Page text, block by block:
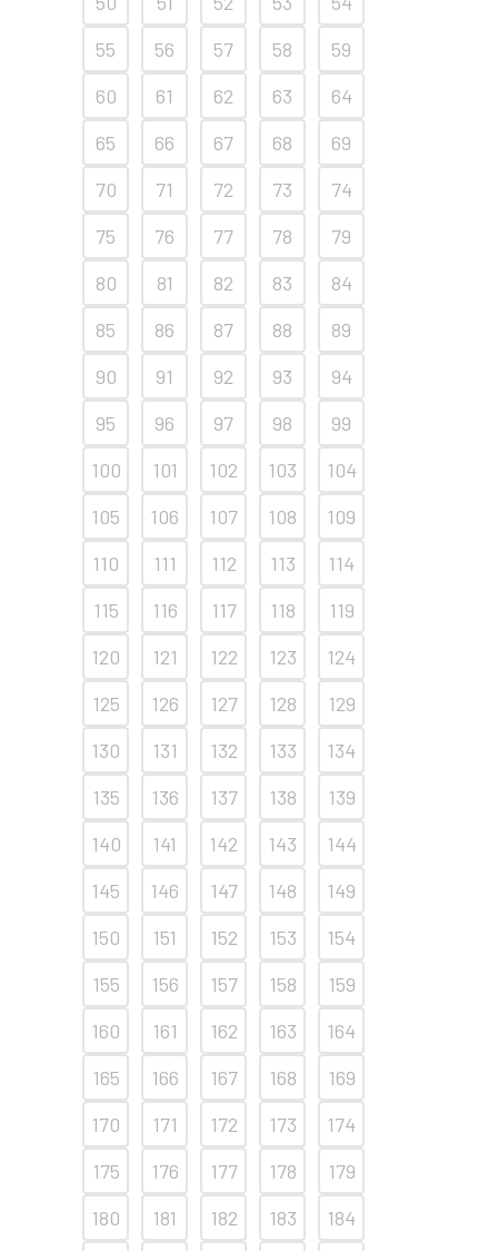
55
56 57 58
59
60
61 62 63
64
65
66 67 68
69
70
71 72 73
74
75
76 77 78
79
80
81 82 83
84
85
86 87 88
89
90
91 92 93
94
95
96 97 98
99
100
101 102 103
104
105
106 107 108
109
110
111 112 113
114
115
116 117 118
119
120
121 122 123
124
125
126 127 128
129
130
131 132 133
134
135
136 137 138
139
140
141 142 143
144
145
146 147 148
149
150
151 152 153
154
155
156 157 158
159
160
161 162 163
164
165
166 167 168
169
170
171 172 173
174
175
176 177 178
179
180
181 182 183
184